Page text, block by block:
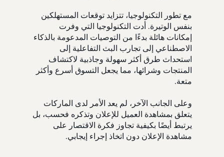
مع تطور التكنولوجيا، تتزايد توقعات المستهلكين
بنفس الوتيرة. أدت التكنولوجيا التي وفرت
إمكانات هائلة بدءًا من التوصيات المدعومة بالذكاء
الاصطناعي إلى تجارب البث التفاعلية إلى
استحداث طرق أكثر سهولة وجاذبية لاكتشاف
المنتجات وشرائها، مما يجعل التسوق أسرع وأكثر
متعة.
وعلى الجانب الآخر، لم يعد الأمر لدى الماركات
يتعلق بمشاهدة العميل للإعلان وتذكره فحسب، بل
يرتبط أيضًا بكيفية تجاوز فكرة الاقتصار على
مشاهدة الإعلان دون اتخاذ إجراء إيجابي.